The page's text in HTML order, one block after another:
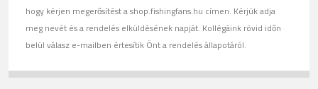
hogy kérjen megerősítést a shop.fishingfans.hu címen. Kérjük adja
meg nevét és a rendelés elküldésének napját. Kollégáink rövid időn
belül válasz e-mailben értesítik Önt a rendelés állapotáról.